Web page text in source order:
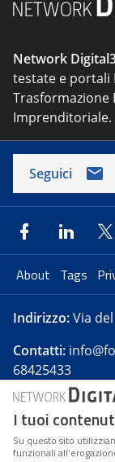
Network
testate e portali
Trasformazione
Imprenditoriale.
Seguici
About Tags
Indirizzo:Via
Contatti:
68425433
Forumpa.itè
presso
Reg. n. 182 del
I tuoi
Su questo sito
funzionali